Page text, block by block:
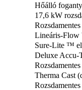
Hőálló
17,6 kW
Lineáris-Flow
Sure-Lite ™
Deluxe
Rozsdamentes
Therma Cast